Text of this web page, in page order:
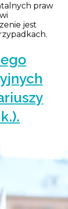
praw
jest